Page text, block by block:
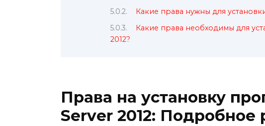
Какие права нужны для
Какие права необходимы для
2012?
Права на установку
Server 2012: Подробное